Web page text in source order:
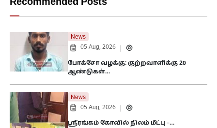
Recommended Posts
News
05 Aug, 2026
போக்சோ வழக்கு: குற்றவாளிக்கு 20
ஆண்டுகள்…
News
05 Aug, 2026
ஸ்ரீரங்கம் கோவில் நிலம் மீட்பு –…